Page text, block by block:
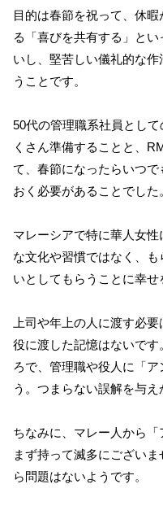
目的は春節を祝って、休
る「喜びを共有する」と
いし、堅苦しい儀礼的な
うことです。
50代の管理職系社員とし
くさん準備することと、
て、春節になったらいつ
おく必要があることでした
マレーシアで特に華人女
な文化や習慣ではなく、
いとしてもらうことに幸せ
上司や年上の人に渡す必
役に渡した記憶はないで
ろで、管理職や役人に「
う。つまらない誤解を与え
ちなみに、マレー人から「
まず持って滅多にござい
ら問題はないようです。